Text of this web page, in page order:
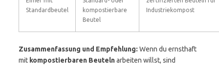
Standardbeutel
kompostierbare
Beutel
Industriekompost
Zusammenfassung und Empfehlung: Wenn du ernsthaft
mit kompostierbaren Beutelnarbeiten willst, sind